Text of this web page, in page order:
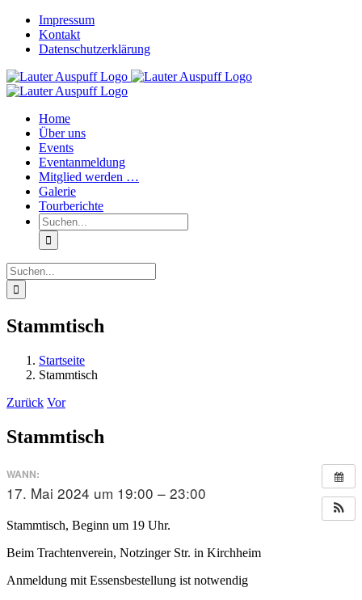
Zum
Inhalt
springen
Impressum
Kontakt
Datenschutzerklärung
Home
Über uns
Events
Eventanmeldung
Mitglied werden …
Galerie
Tourberichte
Suche
nach:
Suche
nach:
Stammtisch
Startseite
Stammtisch
Zurück Vor
Stammtisch
WANN:
17. Mai 2024 um 19:00 – 23:00
Stammtisch, Beginn um 19 Uhr.
Beim Trachtenverein, Notzinger Str. in Kirchheim
Anmeldung mit Essensbestellung ist notwendig